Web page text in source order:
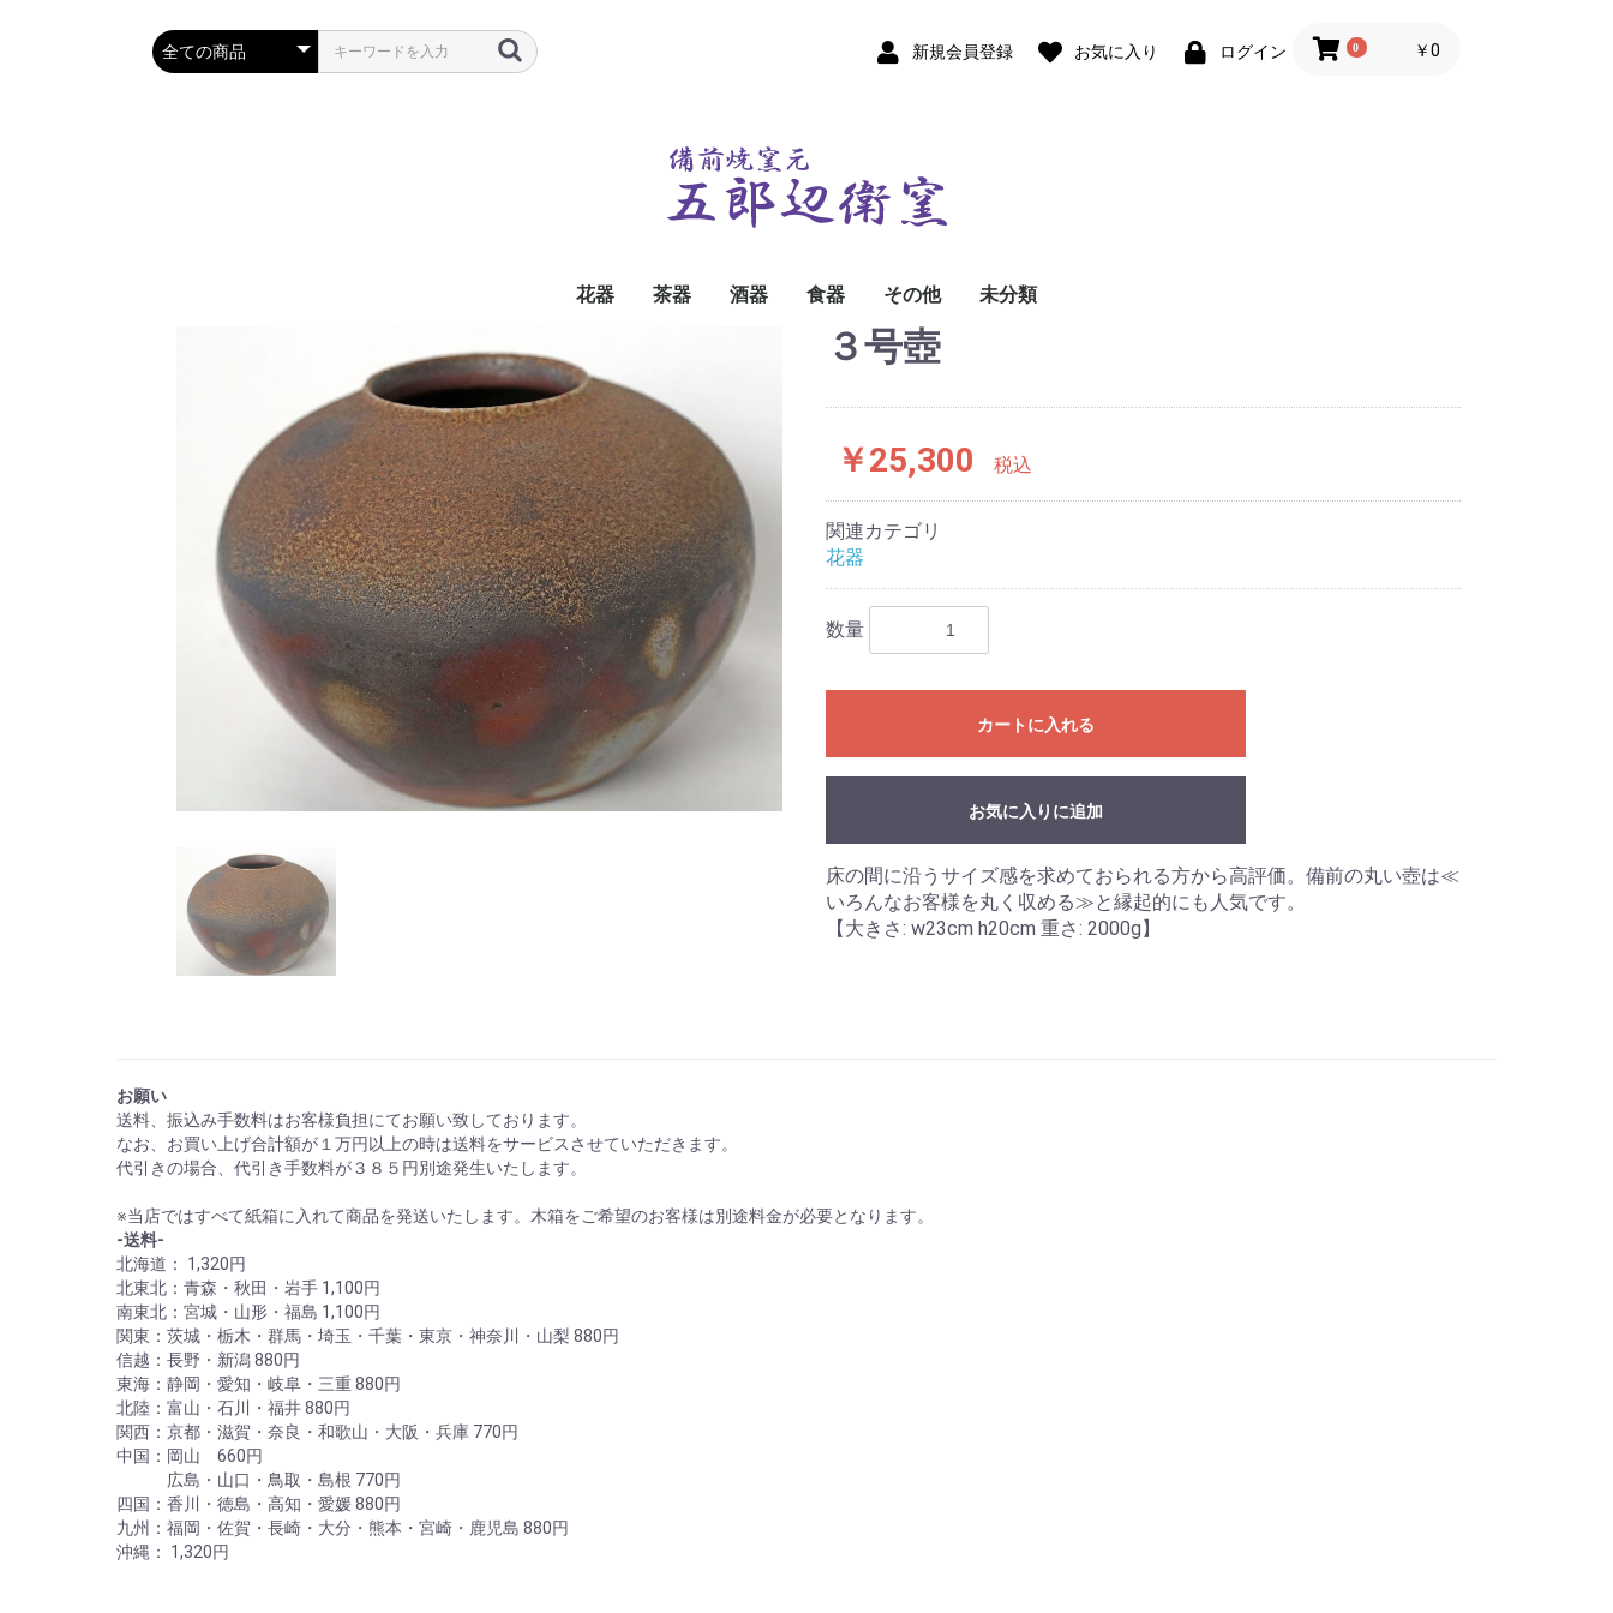
新規会員登録 お気に入り ログイン 0 ￥0
花器 茶器 酒器 食器 その他 未分類
３号壺
￥25,300 税込
関連カテゴリ
花器
数量
カートに入れる
お気に入りに追加
床の間に沿うサイズ感を求めておられる方から高評価。備前の丸い壺は≪
いろんなお客様を丸く収める≫と縁起的にも人気です。
【大きさ: w23cm h20cm 重さ: 2000g】
お願い
送料、振込み手数料はお客様負担にてお願い致しております。
なお、お買い上げ合計額が１万円以上の時は送料をサービスさせていただきます。
代引きの場合、代引き手数料が３８５円別途発生いたします。
※当店ではすべて紙箱に入れて商品を発送いたします。木箱をご希望のお客様は別途料金が必要となります。
-送料-
北海道： 1,320円
北東北：青森・秋田・岩手 1,100円
南東北：宮城・山形・福島 1,100円
関東：茨城・栃木・群馬・埼玉・千葉・東京・神奈川・山梨 880円
信越：長野・新潟 880円
東海：静岡・愛知・岐阜・三重 880円
北陸：富山・石川・福井 880円
関西：京都・滋賀・奈良・和歌山・大阪・兵庫 770円
中国：岡山 660円
広島・山口・鳥取・島根 770円
四国：香川・徳島・高知・愛媛 880円
九州：福岡・佐賀・長崎・大分・熊本・宮崎・鹿児島 880円
沖縄： 1,320円